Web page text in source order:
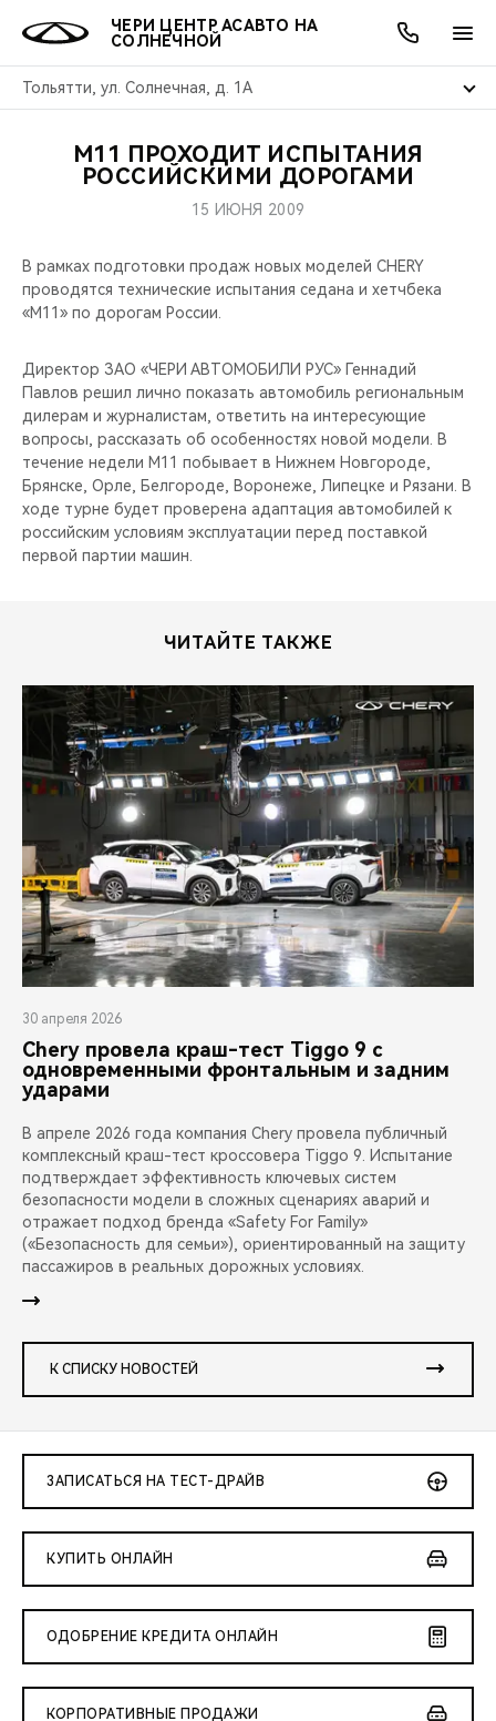
ЧЕРИ ЦЕНТР АСАВТО НА
СОЛНЕЧНОЙ
Тольятти, ул. Солнечная, д. 1А
МОДЕЛИ
КРОССОВЕРЫ
НОВИНКИ
ПОКУПАТЕЛЯМ
КРЕДИТ И СТРАХОВАНИЕ
ВЛАДЕЛЬЦАМ
ЗАПЧАСТИ И АКСЕССУАРЫ
CHERY CONNECT
МИР CHERY
О БРЕНДЕ
ЛЮДИ CHERY
БЛАГОТВОРИТЕЛЬНОСТЬ
CHERY REMOTE
CHERY И СПОРТ
CHERY ДЛЯ ДЕТЕЙ
АКЦИИ
ОНЛАЙН СЕРВИСЫ
КРЕДИТ
О КОМПАНИИ
МЫ В СОЦСЕТЯХ
М11 ПРОХОДИТ ИСПЫТАНИЯ
РОССИЙСКИМИ ДОРОГАМИ
15 ИЮНЯ 2009
В рамках подготовки продаж новых моделей CHERY
проводятся технические испытания седана и хетчбека
«М11» по дорогам России.
Директор ЗАО «ЧЕРИ АВТОМОБИЛИ РУС» Геннадий
Павлов решил лично показать автомобиль региональным
дилерам и журналистам, ответить на интересующие
вопросы, рассказать об особенностях новой модели. В
течение недели М11 побывает в Нижнем Новгороде,
Брянске, Орле, Белгороде, Воронеже, Липецке и Рязани. В
ходе турне будет проверена адаптация автомобилей к
российским условиям эксплуатации перед поставкой
первой партии машин.
ЧИТАЙТЕ ТАКЖЕ
30 апреля 2026
Chery провела краш-тест Tiggo 9 с
одновременными фронтальным и задним
ударами
В апреле 2026 года компания Chery провела публичный
комплексный краш-тест кроссовера Tiggo 9. Испытание
подтверждает эффективность ключевых систем
безопасности модели в сложных сценариях аварий и
отражает подход бренда «Safety For Family»
(«Безопасность для семьи»), ориентированный на защиту
пассажиров в реальных дорожных условиях.
К СПИСКУ НОВОСТЕЙ
ЗАПИСАТЬСЯ НА ТЕСТ-ДРАЙВ
КУПИТЬ ОНЛАЙН
ОДОБРЕНИЕ КРЕДИТА ОНЛАЙН
КОРПОРАТИВНЫЕ ПРОДАЖИ